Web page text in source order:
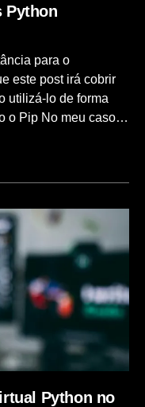
Python
para o
este post irá cobrir
utilizá-lo de forma
o Pip No meu caso,
é importante
ou Windows. Por
instalar o pip
terminal: sudo apt-
pippip3 –
do pip: pip
pip uninstall
install –upgrade
pip freeze é
saída no formato
Python no